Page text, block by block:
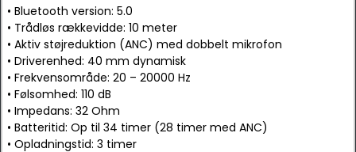
• Bluetooth version: 5.0
• Trådløs rækkevidde: 10 meter
• Aktiv støjreduktion (ANC) med dobbelt mikrofon
• Driverenhed: 40 mm dynamisk
• Frekvensområde: 20 – 20000 Hz
• Følsomhed: 110 dB
• Impedans: 32 Ohm
• Batteritid: Op til 34 timer (28 timer med ANC)
• Opladningstid: 3 timer